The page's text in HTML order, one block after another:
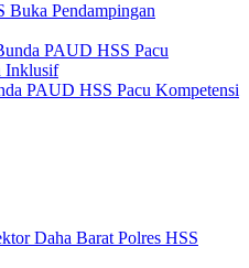
Buka Pendampingan
PAUD HSS Pacu Kompetensi